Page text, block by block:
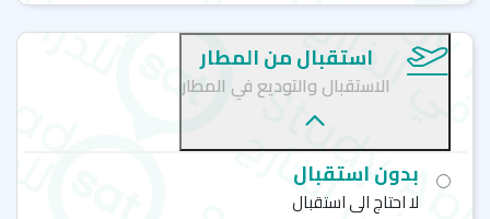
استقبال من المطار
الاستقبال والتوديع في المطار
بدون استقبال
لا احتاج الى استقبال